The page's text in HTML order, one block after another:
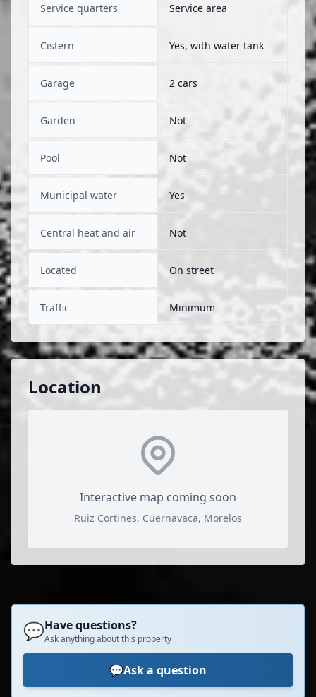
Service quarters Service area
Cistern Yes, with water tank
Garage 2 cars
Garden Not
Pool Not
Municipal water Yes
Central heat and air Not
Located On street
Traffic Minimum
Location
Interactive map coming soon
Ruiz Cortines, Cuernavaca, Morelos
💬Have questions?
Ask anything about this property
💬Ask a question